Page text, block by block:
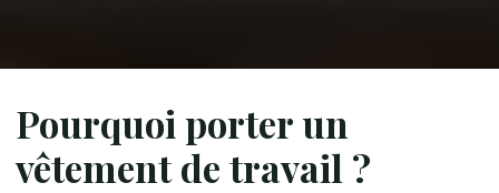
Pourquoi porter un
vêtement de travail ?